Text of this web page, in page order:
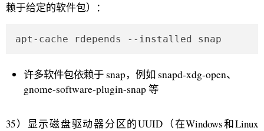
赖于给定的软件包）：
apt-cache rdepends --installed snap
许多软件包依赖于 snap，例如 snapd-xdg-open、
gnome-software-plugin-snap 等
35）显示磁盘驱动器分区的UUID（在Windows和Linux